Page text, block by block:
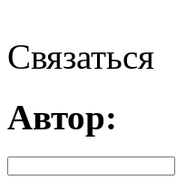
Связаться
Автор: